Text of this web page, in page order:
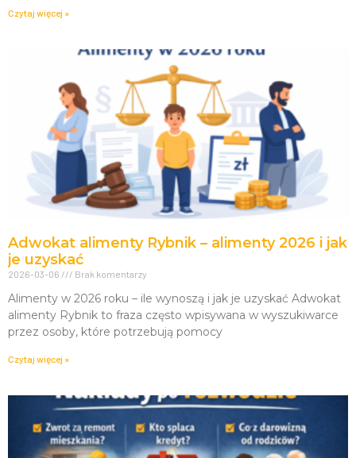
Czytaj więcej »
Adwokat alimenty Rybnik – alimenty 2026 i jak
je uzyskać
2026-03-06 Brak komentarzy
Alimenty w 2026 roku – ile wynoszą i jak je uzyskać Adwokat
alimenty Rybnik to fraza często wpisywana w wyszukiwarce
przez osoby, które potrzebują pomocy
Czytaj więcej »